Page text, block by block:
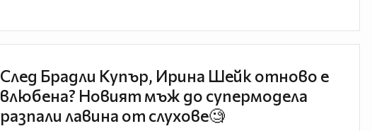
След Брадли Купър, Ирина Шейк отново е
влюбена? Новият мъж до супермодела
разпали лавина от слухове🧐